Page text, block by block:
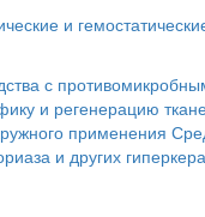
и
с
и регенерацию
применения
и других